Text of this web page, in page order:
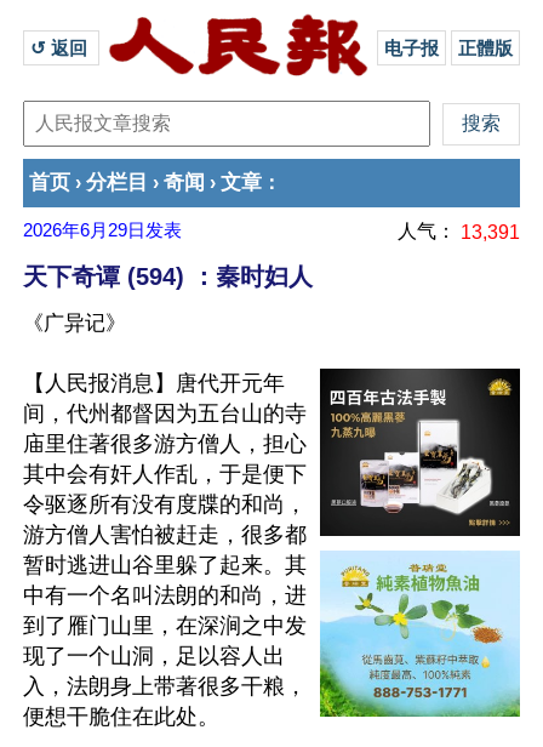
↺ 返回 电子报 正體版
首页 › 分栏目 › 奇闻 › 文章 ：
2026年6月29日 发表 人气： 13,391
天下奇谭 (594) ：秦时妇人
《广异记》
【人民报消息】唐代开元年
间，代州都督因为五台山的寺
庙里住著很多游方僧人，担心
其中会有奸人作乱，于是便下
令驱逐所有没有度牒的和尚，
游方僧人害怕被赶走，很多都
暂时逃进山谷里躲了起来。其
中有一个名叫法朗的和尚，进
到了雁门山里，在深涧之中发
现了一个山洞，足以容人出
入，法朗身上带著很多干粮，
便想干脆住在此处。